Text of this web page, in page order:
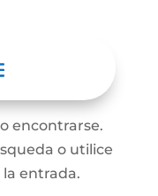
encontrarse.
o utilice
la entrada.